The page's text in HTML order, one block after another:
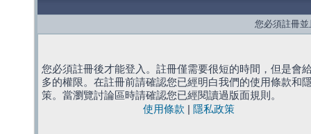
您必須註冊
您必須註冊後才能登入。註冊僅需要很短的時間，但是會
多的權限。在註冊前請確認您已經明白我們的使用條款和
策。當瀏覽討論區時請確認您已經閱讀過版面規則。
使用條款
隱私政策